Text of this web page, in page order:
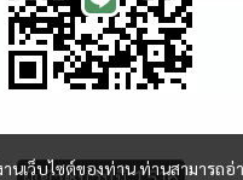
เว็บไซต์ของท่าน ท่านสามารถอ่
All Rights Reserved | Powered by